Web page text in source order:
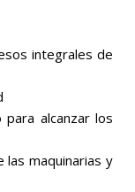
integrales de
alcanzar los
las maquinarias y